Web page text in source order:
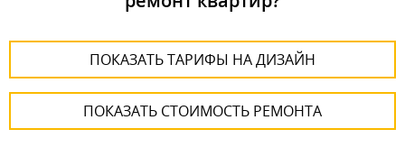
ПОКАЗАТЬ ТАРИФЫ НА ДИЗАЙН
ПОКАЗАТЬ СТОИМОСТЬ РЕМОНТА